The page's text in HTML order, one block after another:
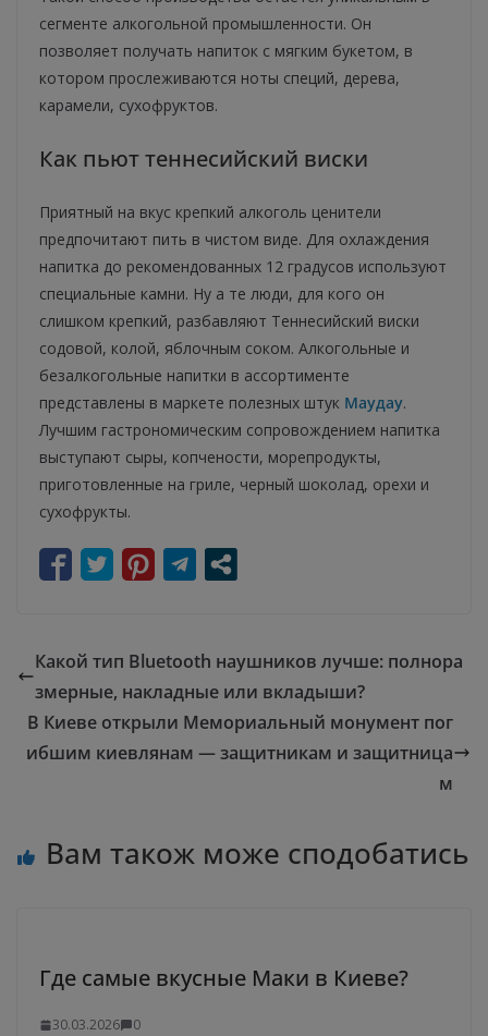
сегменте алкогольной промышленности. Он
позволяет получать напиток с мягким букетом, в
котором прослеживаются ноты специй, дерева,
карамели, сухофруктов.
Как пьют теннесийский виски
Приятный на вкус крепкий алкоголь ценители
предпочитают пить в чистом виде. Для охлаждения
напитка до рекомендованных 12 градусов используют
специальные камни. Ну а те люди, для кого он
слишком крепкий, разбавляют Теннесийский виски
содовой, колой, яблочным соком. Алкогольные и
безалкогольные напитки в ассортименте
представлены в маркете полезных штук Маудау.
Лучшим гастрономическим сопровождением напитка
выступают сыры, копчености, морепродукты,
приготовленные на гриле, черный шоколад, орехи и
сухофрукты.
Какой тип Bluetooth наушников лучше: полнора
змерные, накладные или вкладыши?
В Киеве открыли Мемориальный монумент пог
ибшим киевлянам — защитникам и защитница
м
Вам також може сподобатись
Где самые вкусные Маки в Киеве?
30.03.2026 0